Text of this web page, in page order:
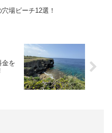
場ビーチ12選！
金を